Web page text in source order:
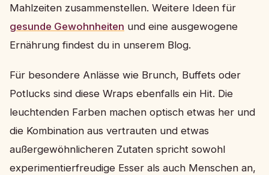
Mahlzeiten zusammenstellen. Weitere Ideen für
gesunde Gewohnheiten und eine ausgewogene
Ernährung findest du in unserem Blog.
Für besondere Anlässe wie Brunch, Buffets oder
Potlucks sind diese Wraps ebenfalls ein Hit. Die
leuchtenden Farben machen optisch etwas her und
die Kombination aus vertrauten und etwas
außergewöhnlicheren Zutaten spricht sowohl
experimentierfreudige Esser als auch Menschen an,